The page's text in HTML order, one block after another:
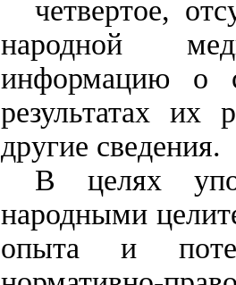
четвертое,
народной
информацию о
результатах
другие сведения.
В целях
народными
опыта и